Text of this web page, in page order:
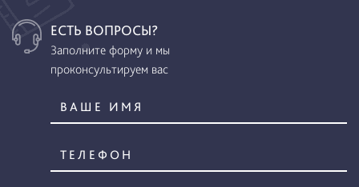
ЕСТЬ ВОПРОСЫ?
Заполните форму и мы
проконсультируем вас